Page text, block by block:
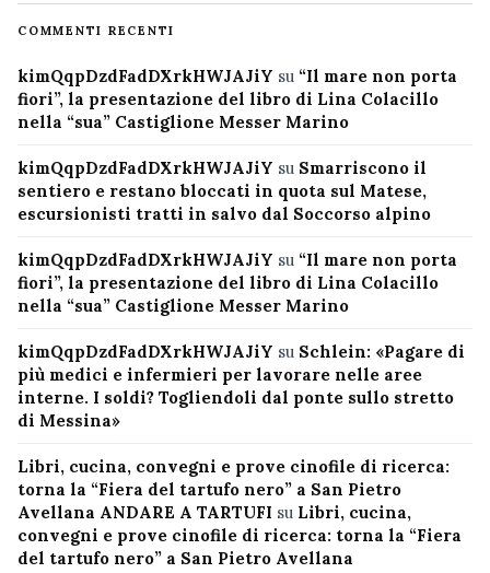
COMMENTI RECENTI
kimQqpDzdFadDXrkHWJAJiY su “Il mare non porta
fiori”, la presentazione del libro di Lina Colacillo
nella “sua” Castiglione Messer Marino
kimQqpDzdFadDXrkHWJAJiY su Smarriscono il
sentiero e restano bloccati in quota sul Matese,
escursionisti tratti in salvo dal Soccorso alpino
kimQqpDzdFadDXrkHWJAJiY su “Il mare non porta
fiori”, la presentazione del libro di Lina Colacillo
nella “sua” Castiglione Messer Marino
kimQqpDzdFadDXrkHWJAJiY su Schlein: «Pagare di
più medici e infermieri per lavorare nelle aree
interne. I soldi? Togliendoli dal ponte sullo stretto
di Messina»
Libri, cucina, convegni e prove cinofile di ricerca:
torna la “Fiera del tartufo nero” a San Pietro
Avellana ANDARE A TARTUFI su Libri, cucina,
convegni e prove cinofile di ricerca: torna la “Fiera
del tartufo nero” a San Pietro Avellana